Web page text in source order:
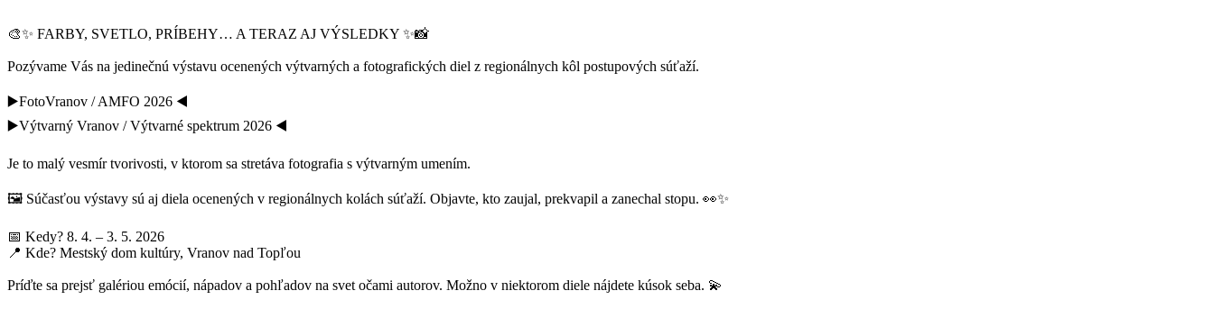
🎨✨ FARBY, SVETLO, PRÍBEHY… A TERAZ AJ VÝSLEDKY ✨📸
Pozývame Vás na jedinečnú výstavu ocenených výtvarných a fotografických diel z regionálnych kôl postupových súťaží.
▶️FotoVranov / AMFO 2026 ◀️
▶️Výtvarný Vranov / Výtvarné spektrum 2026 ◀️
Je to malý vesmír tvorivosti, v ktorom sa stretáva fotografia s výtvarným umením.
🖼️ Súčasťou výstavy sú aj diela ocenených v regionálnych kolách súťaží. Objavte, kto zaujal, prekvapil a zanechal stopu. 👀✨
📅 Kedy? 8. 4. – 3. 5. 2026
📍 Kde? Mestský dom kultúry, Vranov nad Topľou
Príďte sa prejsť galériou emócií, nápadov a pohľadov na svet očami autorov. Možno v niektorom diele nájdete kúsok seba. 💫